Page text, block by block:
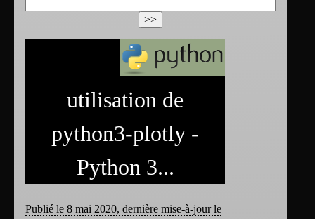
utilisation de
python3-plotly -
Python 3...
Publié le 8 mai 2020, dernière mise-à-jour le